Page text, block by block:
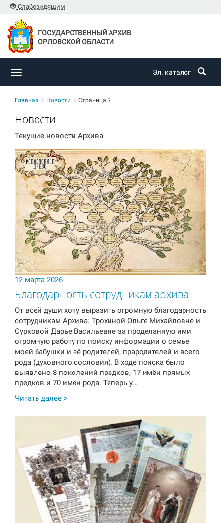
Слабовидящим
ГОСУДАРСТВЕННЫЙ АРХИВ
ОРЛОВСКОЙ ОБЛАСТИ
Toggle
Эл. каталог
Главная Новости Страница 7
Новости
Текущие новости Архива
12 марта 2026
Благодарность сотрудникам архива
От всей души хочу выразить огромную благодарность
сотрудникам Архива: Трохиной Ольге Михайловне и
Сурковой Дарье Васильевне за проделанную ими
огромную работу по поиску информации о семье
моей бабушки и её родителей, прародителей и всего
рода (духовного сословия). В ходе поиска было
выявлено 8 поколений предков, 17 имён прямых
предков и 70 имён рода. Теперь у…
Читать далее >